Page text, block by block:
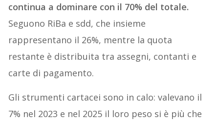
continua a dominare con il 70% del totale.
Seguono RiBa e sdd, che insieme
rappresentano il 26%, mentre la quota
restante è distribuita tra assegni, contanti e
carte di pagamento.
Gli strumenti cartacei sono in calo: valevano il
7% nel 2023 e nel 2025 il loro peso si è più che